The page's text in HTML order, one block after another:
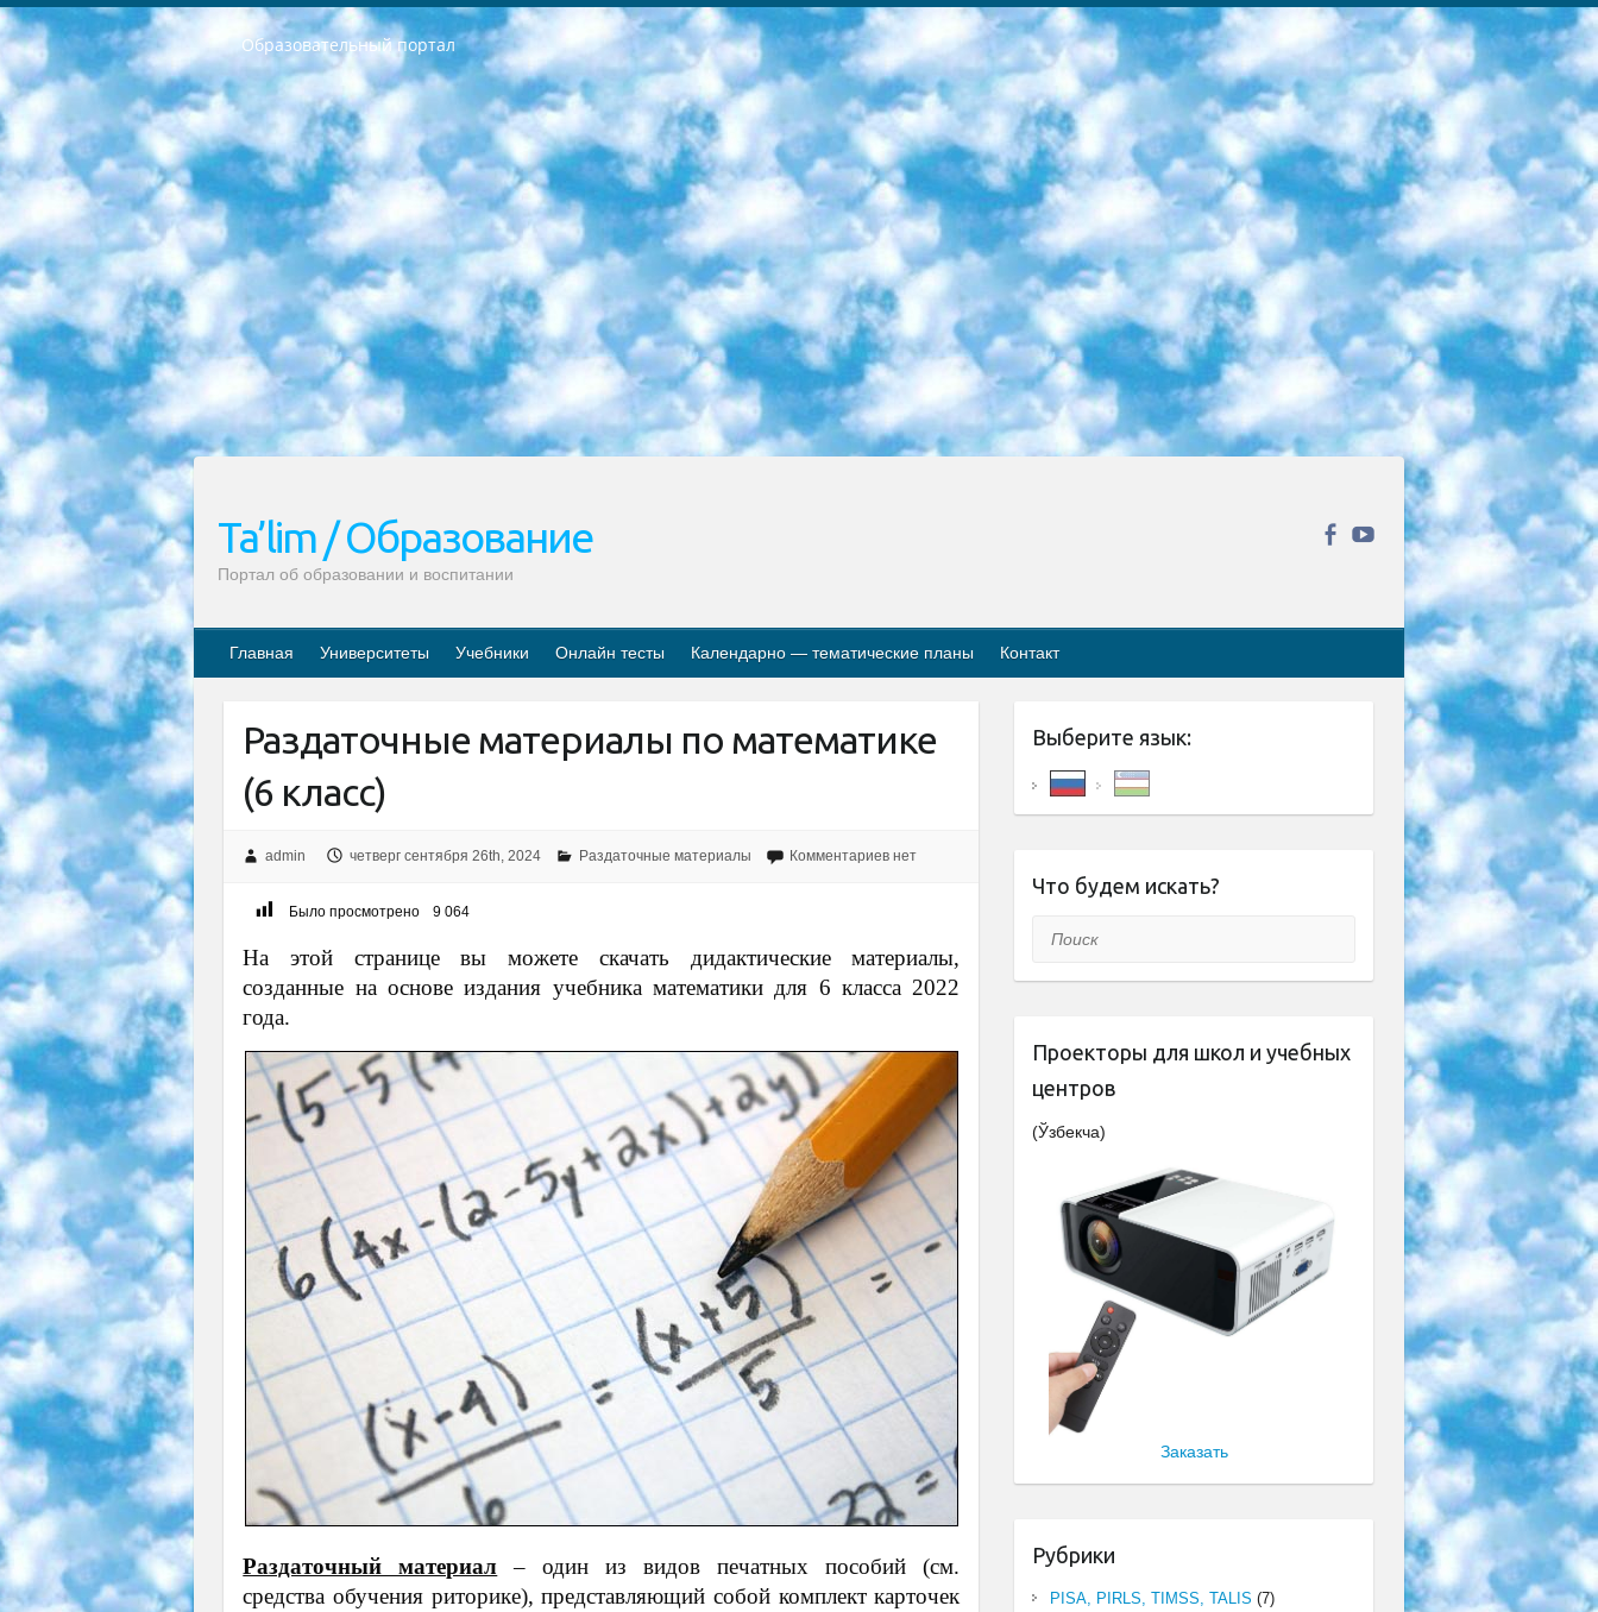
Образовательный портал
РЕСПУБЛИКА УЗБЕКИСТАН МИНИСТРЕРСТВО ДОШКОЛЬНОГО И ШКОЛЬНОГО ОБРАЗОВАНИЯ КОМАНДА в общеобразовательных учреждениях в 2023-2024 учебном году организация и проведение итоговой государственной аттестации обучающихся о Министра дошкольного и школьного образования Республики Узбекистан от 4 марта 2008 года (постановлением Минюста от 20 марта 2008 года № 1778 государственной регистрации) «Итоговое состояние учащихся общего среднего образования на основании положения об утверждении положения об аттестации общего среднего образования выпускной экзамен студентов в образовательных учреждениях в 2023-2024 учебном году В целях организации и прохождения аттестации приказываю: 1. Следующее: перечень предметов, по которым будет проводиться итоговая государственная аттестация и экзамен формы перевода согласно приложению 1; сертификаты международного образца, оценивающие уровень владения иностранными языками перечень согласно приложению 2; 2. Педагогический при специализированных образовательных учреждениях. научно-практический центр квалификации и международной оценки (Д.Давидова) 2024 г. До 25 марта: задания по предметам, по которым будет проводиться итоговая аттестация разработка и утверждение технических условий; итоговая аттестация на основании разработанного предметного задания разработка вопросов по предметам (устно и письменно), экзамен передача; общеобразовательные средние школы и специальные учебные заведения учащиеся выпускных классов школ и интернатов в агентской системе подготовка базы данных экзаменационных материалов и критериев оценки; перевод базы экзаменационных материалов на все языки обучения подать в Республиканский образовательный центр для изготовления; варианты экзаменов на основе разработанных контрольных материалов пусть будут поставлены задачи формирования. 3. Республиканский образовательный центр (Ш.Худайкулов) до 5 апреля 2024 года. до: база данных предоставленных экзаменационных материалов на все языки обучения перевод и экспертиза; для слепых, слабовидящих, глухих, слабослышащих и умственно отсталых детей учащиеся выпускных классов специализированных школ и школ-интернатов база данных экзаменационных материалов на всех преподаваемых языках подготовка критериев оценки; специализированные школы для умственно отсталых детей и технологии для учащихся выпускных классов школ-интернатов разработка соответствующих рекомендаций и критериев проведения ЕГЭ по естествознанию давать задания. 4. Педагогический при специализированных образовательных учреждениях. Научно-практический центр навыков и международной оценки (Д.Давидова), Республика образовательный центр (Худайкулов Ш.) итоговый государственный аттестационный экзамен ориентирован на творческое и логическое мышление при подготовке базы материалов учитывать введение заданий. 5. Следует отметить, что: сертификат государственного образца о знании общеобразовательного предмета и как минимум национальный уровень B1 по предметам на иностранных языках, указанным в Приложении 2. или международно признанный сертификат эквивалентного уровня студенты, изучающие определенный предмет, освобождаются от экзамена; по соответствующим предметам запланирована итоговая государственная аттестация за день до дня, путем жеребьевки Рабочей группой (в письменной форме по предметам, проводимым в форме) из числа сформированных вариантов выбрано 2 варианта; 2 выбранных варианта экзамена анонсированы на официальном сайте министерства и все выпускники по всей стране на основе этих вариантов проводит итоговую государственную аттестацию. 6. Государственное образование учащихся средних общеобразовательных учреждений. знания в соответствии с квалификационными требованиями, которые необходимо приобрести на основании стандартов итоговый (выпускной) контроль для 9 и 11 классов в целях тестирования Экзамены (далее – экзамены) состоят из предметов, перечисленных в приложении 1. будет сделано. 7. Экзамены пройдут с 26 мая по 15 июня 2024 г. (кроме науки физического воспитания). 8. Физическая для учащихся 9 классов общесредних образовательных учреждений. Экзамены по предмету «Образование, квалификация медицина» 1-6 мая 2024 года. сотрудники перевести под присмотр (с отклонениями в физическом или умственном развитии) специализированная школа для детей, школы-интернаты и со сколиозом школы-интернаты санаторного типа для больных детей исключены). 9. Он был слепым, слабовидящим и имел нарушения опорно-двигательного аппарата. экзамены в специализированных школах и интернатах для детей должны проводиться исходя из требований, предъявляемых к общеобразовательным учреждениям (физкультура кроме науки). 10. Специализированная школа для глухих и слабослышащих детей. и экзамены в интернатах и быть реализован в виде письменного теста по математике. 11. Специальность для умственно отсталых детей. Для 9 класса Родной язык и литературное письмо Государственный язык (язык обучения – узбекский). для неклассов) написано Математическое письмо Письменная/устная история Узбекистана Физическое воспитание практично Итоговый контроль Для 11 класса Написание родного языка и литературы (эссе) Математическое письмо Узбекский язык (обучение на узбекском языке) не посещающее общее среднее образование для учреждений)/Образовательное учреждение выбор письменный и устный Иностранный язык письменный/устный Письменная/устная история Узбекистана *По выбору студента:  Химия  Физика  Основы государственного права  География 10 бесплатных образовательных ресурсов - Мы составили подборку онлайн-проектов с интерактивными упражнениями, видеолекциями и статьями. Они помогут вам обрести новые и освежить старые знания бесплатно. 1. «ИНТУИТ» Старейшая образовательная площадка Рунета. Здесь вы найдёте сотни текстовых и видеокурсов на десятки различных тем — от программирования до психологии. Многие курсы подготовлены российскими университетами и крупными международными компаниями вроде Intel и Microsoft. Самостоятельное обучение бесплатное, но желающие могут оплатить услуги персональных наставников. 2. «Смартия» знакомит с актуальными профессиями и подсказывает, как им обучаться. Выбрав заинтересовавшую вас специальность — SMM-специалист, фотограф, веб-дизайнер или другую, — увидите список необходимых для неё умений. Чтобы вы могли освоить их самостоятельно, для каждого умения площадка отображает подборку ссылок на учебные материалы. Хотя «Смартия» ориентируется на русскоязычную аудиторию, часть контента всё же доступна только на английском. 3. «Лекторий Физтеха» Проект Московского физико-технического института (Физтеха). С его помощью вы можете смотреть онлайн серии лекций, записанные на видео в этом вузе. В числе доступных предметов — физика, биология, химия, информационные технологии и другие. К некоторым лекциям администрация ресурса прилагает готовые конспекты, которые можно скачивать в PDF-формате. 4. ITMOcourses Онлайн-площадка Санкт-Петербургского национального исследовательского университета информационных технологий, механики и оптики (ИТМО). Ресурс предоставляет свободный доступ к курсам, разработанным в этом вузе. Каталог материалов разбит на четыре категории: «Оптические системы и технологии», «Приборостроение и робототехника», «Информационные технологии» и «Биотехнологии». Курсы состоят из видеолекций, интерактивных демонстраций и заданий. 5. «КиберЛенинка» Электронная научная библиотека открытого доступа. Каталог площадки регулярно обрастает текстами статей из различных научных изданий. Сгруппированные по журналам и рубрикам публикации можно читать онлайн или скачивать целиком в PDF-формате. Проект нацелен на популяризацию науки за счёт открытого доступа к качественной информации. 6. «ПостНаука» На этом ресурсе публикуют подборки видеолекций, составленные экспертами из разных отраслей и объединённые общими темами. Среди них, к примеру, есть серии «Биоинформатика и геномика», «Культура средневековой Скандинавии» и Cinema Studies о теории кино. Каждая подборка лекций — логически связанная история, рассказанная экспертом от первого лица. Кроме того, на сайте появляются научно-образовательные статьи и тесты на разные темы. 7. «Newочём» Команда проекта «Newочём» отбирает самые интересные тексты из англоязычных СМИ и переводит те из них, за которые голосуют участники сообщества «ВКонтакте». По большей части это научно-популярные статьи. Редакторы придумывают лишь заголовки, в остальном содержание переводов соответствует оригиналам. Полные тексты можно читать прямо в социальной сети. 8. InternetUrok Онлайн-база материалов по основным дисциплинам школьной программы. Информация на сайте структурирована по классам, предметам и темам (урокам). Каждый урок состоит из видеолекций и конспектов. Есть также интерактивные тренажёры и тесты для закрепления пройденного материала. Даже если вы давно окончили школу, возможность повторить программу старших классов всегда может пригодиться. 9. Edutainme Ещё один ресурс об образовании. В отличие от Newtonew, как мне кажется, Edutainme больше ориентируется на представителей индустрии: педагогов, предпринимателей, разработчиков образовательных проектов. Но и любой, кто просто стремится к саморазвитию, найдёт на сайте много полезного и интересного для себя. Например, информацию о новых курсах и образовательных сервисах. 10. Newtonew Онлайн-медиа об образовании и обучении в широком смысле. Авторы Newtonew пишут об инструментах, заведениях, тактиках и стратегиях, которые помогают учить других и получать новые знания самостоятельно. На этой площадке вы найдёте новости, обзоры, аналитические мат
Ta’lim / Образование
Портал об образовании и воспитании
Главная Университеты Учебники Онлайн тесты Календарно — тематические планы Контакт
Раздаточные материалы по математике
(6 класс)
admin четверг сентября 26th, 2024 Раздаточные материалы Комментариев нет
Было просмотрено 9 064
На этой странице вы можете скачать дидактические материалы,
созданные на основе издания учебника математики для 6 класса 2022
года.
Раздаточный материал – один из видов печатных пособий (см.
средства обучения риторике), представляющий собой комплект карточек
Выберите язык:
Что будем искать?
Поиск
Проекторы для школ и учебных
центров
(Ўзбекча)
Заказать
Рубрики
PISA, PIRLS, TIMSS, TALIS (7)